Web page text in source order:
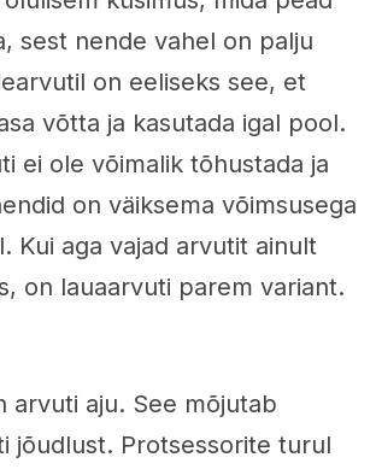
sest nende vahel on palju
on eeliseks see, et
võtta ja kasutada igal pool.
ei ole võimalik tõhustada ja
on väiksema võimsusega
Kui aga vajad arvutit ainult
on lauaarvuti parem variant.
arvuti aju. See mõjutab
jõudlust. Protsessorite turul